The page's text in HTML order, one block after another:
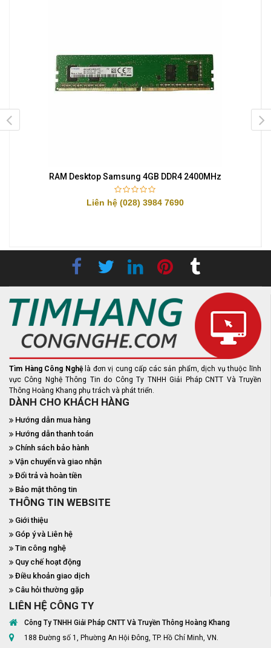
RAM Desktop Samsung 4GB DDR4 2400MHz
Liên hệ (028) 3984 7690
Tìm Hàng Công Nghệ là đơn vị cung cấp các sản phẩm, dịch vụ thuộc lĩnh
vực Công Nghệ Thông Tin do Công Ty TNHH Giải Pháp CNTT Và Truyền
Thông Hoàng Khang phụ trách và phát triển.
DÀNH CHO KHÁCH HÀNG
Hướng dẫn mua hàng
Hướng dẫn thanh toán
Chính sách bảo hành
Vận chuyển và giao nhận
Đổi trả và hoàn tiền
Bảo mật thông tin
THÔNG TIN WEBSITE
Giới thiệu
Góp ý và Liên hệ
Tin công nghệ
Quy chế hoạt động
Điều khoản giao dịch
Câu hỏi thường gặp
LIÊN HỆ CÔNG TY
Công Ty TNHH Giải Pháp CNTT Và Truyền Thông Hoàng Khang
188 Đường số 1, Phường An Hội Đông, TP. Hồ Chí Minh, VN.